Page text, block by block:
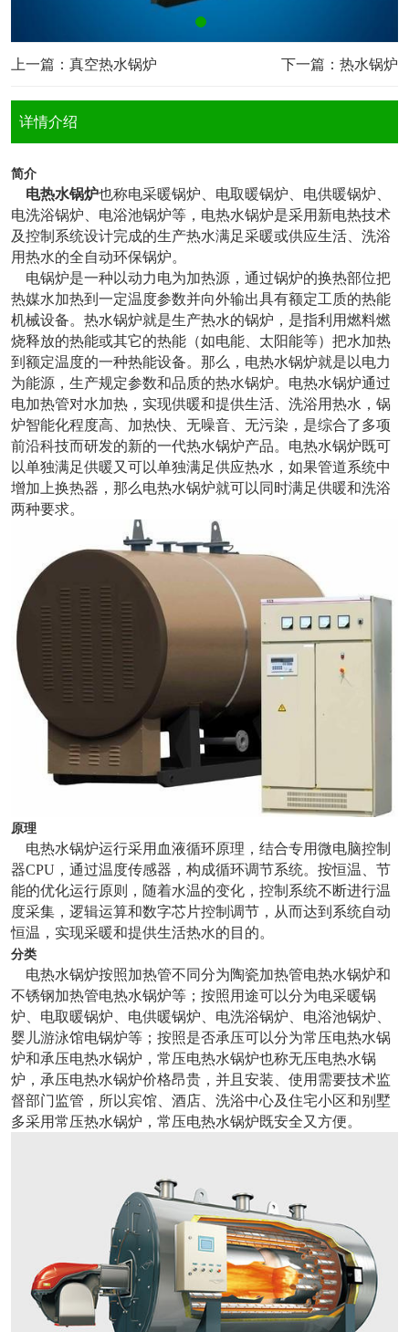
上一篇： 真空热水锅炉 下一篇：热水锅炉
详情介绍
简介
电热水锅炉也称电采暖锅炉、电取暖锅炉、电供暖锅炉、
电洗浴锅炉、电浴池锅炉等，电热水锅炉是采用新电热技术
及控制系统设计完成的生产热水满足采暖或供应生活、洗浴
用热水的全自动环保锅炉。
电锅炉是一种以动力电为加热源，通过锅炉的换热部位把
热媒水加热到一定温度参数并向外输出具有额定工质的热能
机械设备。热水锅炉就是生产热水的锅炉，是指利用燃料燃
烧释放的热能或其它的热能（如电能、太阳能等）把水加热
到额定温度的一种热能设备。那么，电热水锅炉就是以电力
为能源，生产规定参数和品质的热水锅炉。电热水锅炉通过
电加热管对水加热，实现供暖和提供生活、洗浴用热水，锅
炉智能化程度高、加热快、无噪音、无污染，是综合了多项
前沿科技而研发的新的一代热水锅炉产品。电热水锅炉既可
以单独满足供暖又可以单独满足供应热水，如果管道系统中
增加上换热器，那么电热水锅炉就可以同时满足供暖和洗浴
两种要求。
原理
电热水锅炉运行采用血液循环原理，结合专用微电脑控制
器CPU，通过温度传感器，构成循环调节系统。按恒温、节
能的优化运行原则，随着水温的变化，控制系统不断进行温
度采集，逻辑运算和数字芯片控制调节，从而达到系统自动
恒温，实现采暖和提供生活热水的目的。
分类
电热水锅炉按照加热管不同分为陶瓷加热管电热水锅炉和
不锈钢加热管电热水锅炉等；按照用途可以分为电采暖锅
炉、电取暖锅炉、电供暖锅炉、电洗浴锅炉、电浴池锅炉、
婴儿游泳馆电锅炉等；按照是否承压可以分为常压电热水锅
炉和承压电热水锅炉，常压电热水锅炉也称无压电热水锅
炉，承压电热水锅炉价格昂贵，并且安装、使用需要技术监
督部门监管，所以宾馆、酒店、洗浴中心及住宅小区和别墅
多采用常压热水锅炉，常压电热水锅炉既安全又方便。